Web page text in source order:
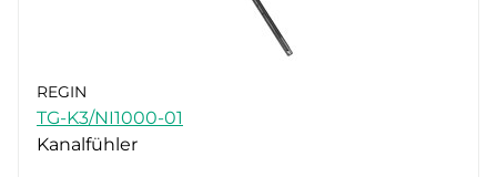
REGIN
TG-K3/NI1000-01
Kanalfühler